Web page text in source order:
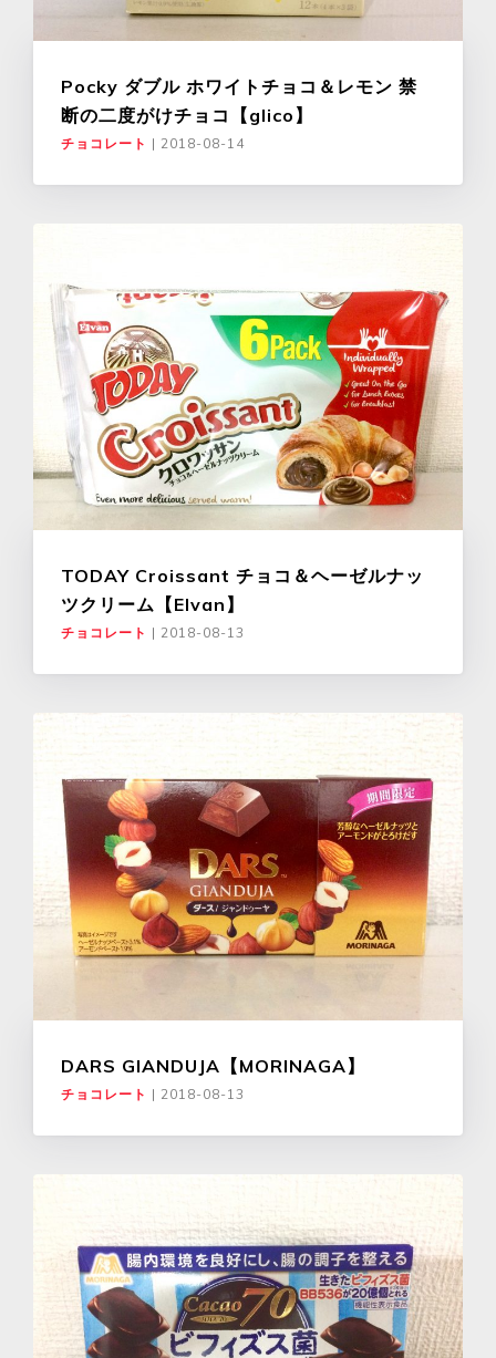
Pocky ダブル ホワイトチョコ＆レモン 禁
断の二度がけチョコ【glico】
チョコレート | 2018-08-14
TODAY Croissant チョコ＆ヘーゼルナッ
ツクリーム【Elvan】
チョコレート | 2018-08-13
DARS GIANDUJA【MORINAGA】
チョコレート | 2018-08-13